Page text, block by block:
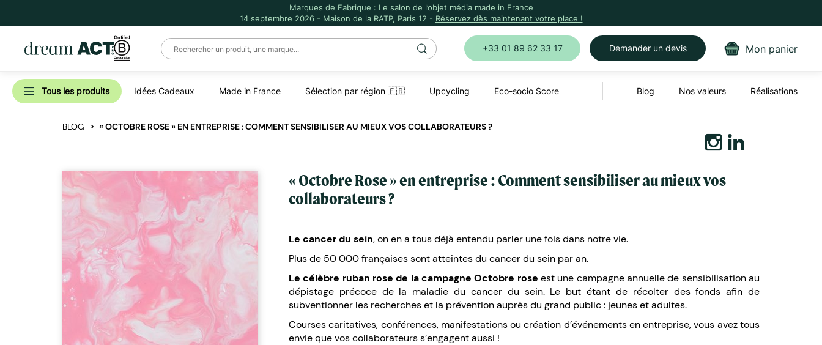
Marques de Fabrique : Le salon de l’objet média made in France
14 septembre 2026 - Maison de la RATP, Paris 12 - Réservez dès maintenant votre place !
+33 01 89 62 33 17 Demander un devis Mon panier
Tous les produits Idées Cadeaux Made in France Sélection par région 🇫🇷 Upcycling Eco-socio Score Blog Nos valeurs Réalisations
BLOG « OCTOBRE ROSE » EN ENTREPRISE : COMMENT SENSIBILISER AU MIEUX VOS COLLABORATEURS ?
« Octobre Rose » en entreprise : Comment sensibiliser au mieux vos
collaborateurs ?
Le cancer du sein, on en a tous déjà entendu parler une fois dans notre vie.
Plus de 50 000 françaises sont atteintes du cancer du sein par an.
Le célèbre ruban rose de la campagne Octobre rose est une campagne annuelle de sensibilisation au
dépistage précoce de la maladie du cancer du sein. Le but étant de récolter des fonds afin de
subventionner les recherches et la prévention auprès du grand public : jeunes et adultes.
Courses caritatives, conférences, manifestations ou création d’événements en entreprise, vous avez tous
envie que vos collaborateurs s’engagent aussi !